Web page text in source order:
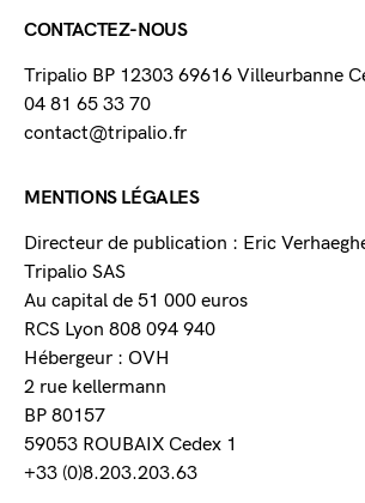
CONTACTEZ-NOUS
Tripalio BP 12303 69616 Villeurbanne
04 81 65 33 70
contact@tripalio.fr
MENTIONS LÉGALES
Directeur de publication : Eric
Tripalio SAS
Au capital de 51 000 euros
RCS Lyon 808 094 940
Hébergeur : OVH
2 rue kellermann
BP 80157
59053 ROUBAIX Cedex 1
+33 (0)8.203.203.63